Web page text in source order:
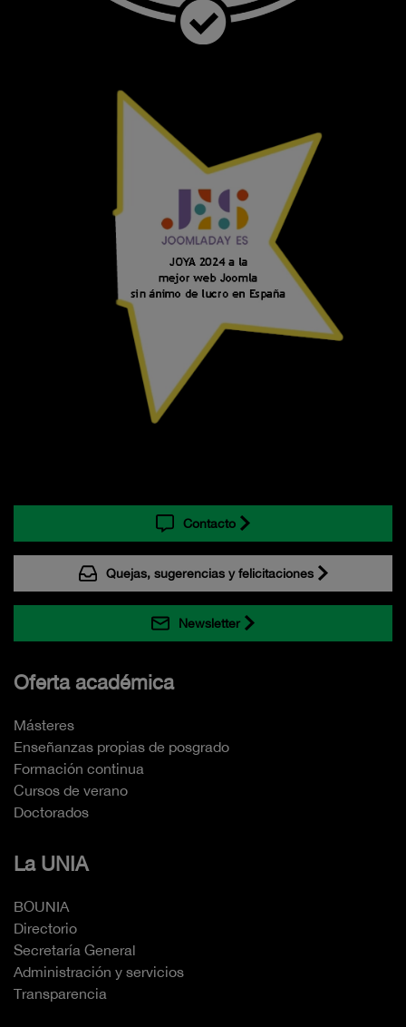
Contacto
Quejas, sugerencias y felicitaciones
Newsletter
Oferta académica
Másteres
Enseñanzas propias de posgrado
Formación continua
Cursos de verano
Doctorados
La UNIA
BOUNIA
Directorio
Secretaría General
Administración y servicios
Transparencia